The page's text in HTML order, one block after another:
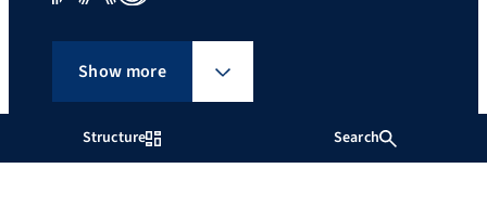
Structure Search
Show more